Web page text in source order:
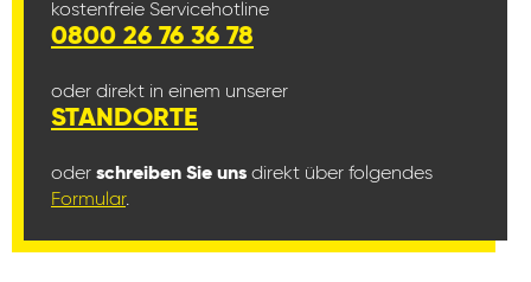
kostenfreie Servicehotline
0800 26 76 36 78
oder direkt in einem unserer
STANDORTE
oder schreiben Sie uns direkt über folgendes
Formular.